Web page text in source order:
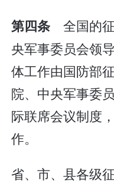
第四条 全国的
央军事委员会领
体工作由国防部
院、中央军事委
际联席会议制度
作。
省、市、县各级